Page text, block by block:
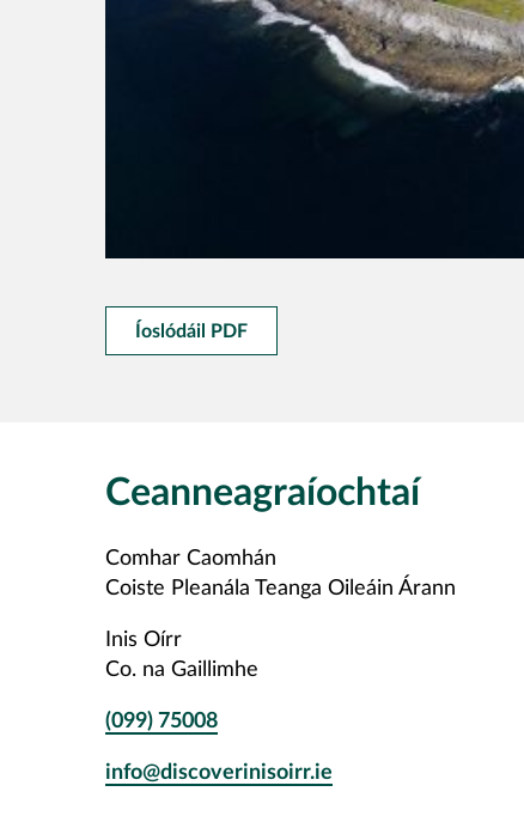
Íoslódáil PDF
Ceanneagraíochtaí
Comhar Caomhán
Coiste Pleanála Teanga Oileáin Árann
Inis Oírr
Co. na Gaillimhe
(099) 75008
info@discoverinisoirr.ie